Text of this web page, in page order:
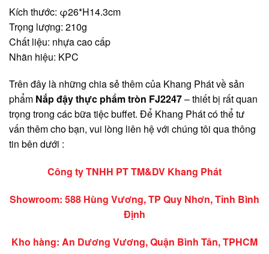
Kích thước: φ26*H14.3cm
Trọng lượng: 210g
Chất liệu: nhựa cao cấp
Nhãn hiệu: KPC
Trên đây là những chia sẻ thêm của Khang Phát về sản
phẩm Nắp đậy thực phẩm tròn FJ2247– thiết bị rất quan
trọng trong các bữa tiệc buffet. Để Khang Phát có thể tư
vấn thêm cho bạn, vui lòng liên hệ với chúng tôi qua thông
tin bên dưới :
Công ty TNHH PT TM&DV Khang Phát
Showroom: 588 Hùng Vương, TP Quy Nhơn, Tỉnh Bình
Định
Kho hàng: An Dương Vương, Quận Bình Tân, TPHCM